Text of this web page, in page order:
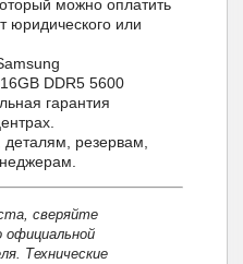
можно оплатить
юридического или
DDR5 5600
гарантия
резервам,
сверяйте
официальной
Технические